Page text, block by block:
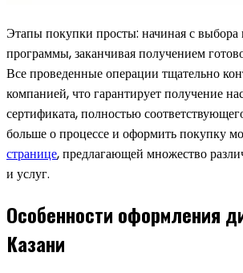
Этапы покупки просты: начиная с выбора
программы, заканчивая получением
Все проведенные операции тщательно
компанией, что гарантирует получение
сертификата, полностью
больше о процессе и оформить покупку
странице, предлагающей множество
и услуг.
Особенности оформления
Казани